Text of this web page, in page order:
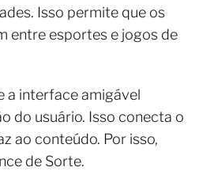
Isso permite que os
entre esportes e jogos de
a interface amigável
do usuário. Isso conecta o
ao conteúdo. Por isso,
de Sorte.